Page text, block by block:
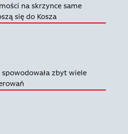
na skrzynce same
się do Kosza
zbyt wiele